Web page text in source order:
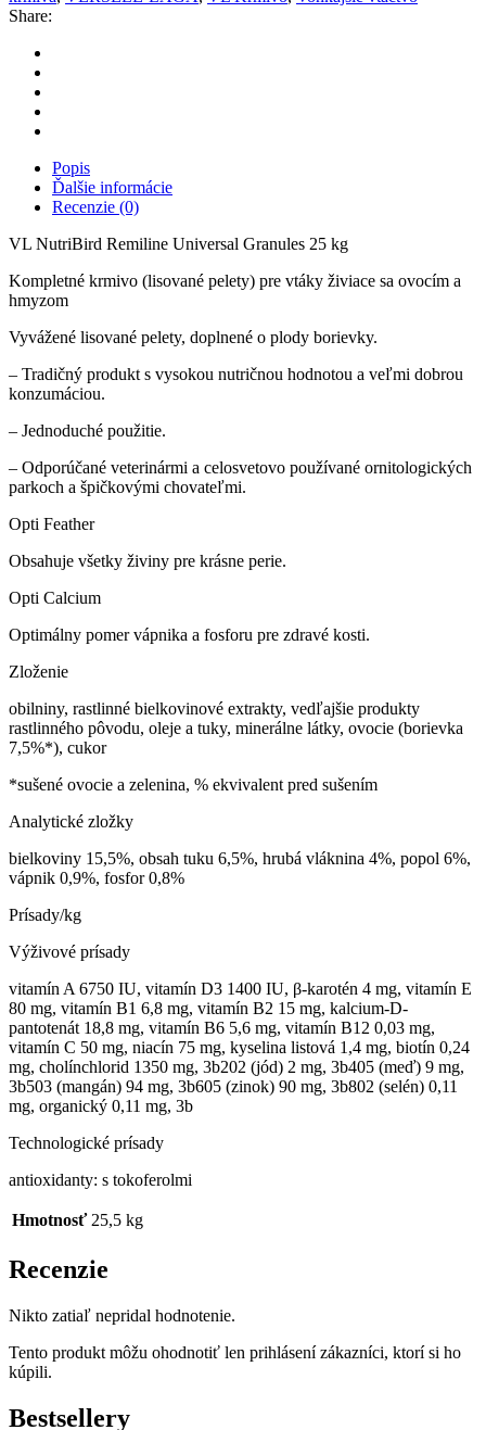
Share:
Popis
Ďalšie informácie
Recenzie (0)
VL NutriBird Remiline Universal Granules 25 kg
Kompletné krmivo (lisované pelety) pre vtáky živiace sa ovocím a
hmyzom
Vyvážené lisované pelety, doplnené o plody borievky.
– Tradičný produkt s vysokou nutričnou hodnotou a veľmi dobrou
konzumáciou.
– Jednoduché použitie.
– Odporúčané veterinármi a celosvetovo používané ornitologických
parkoch a špičkovými chovateľmi.
Opti Feather
Obsahuje všetky živiny pre krásne perie.
Opti Calcium
Optimálny pomer vápnika a fosforu pre zdravé kosti.
Zloženie
obilniny, rastlinné bielkovinové extrakty, vedľajšie produkty
rastlinného pôvodu, oleje a tuky, minerálne látky, ovocie (borievka
7,5%*), cukor
*sušené ovocie a zelenina, % ekvivalent pred sušením
Analytické zložky
bielkoviny 15,5%, obsah tuku 6,5%, hrubá vláknina 4%, popol 6%,
vápnik 0,9%, fosfor 0,8%
Prísady/kg
Výživové prísady
vitamín A 6750 IU, vitamín D3 1400 IU, β-karotén 4 mg, vitamín E
80 mg, vitamín B1 6,8 mg, vitamín B2 15 mg, kalcium-D-
pantotenát 18,8 mg, vitamín B6 5,6 mg, vitamín B12 0,03 mg,
vitamín C 50 mg, niacín 75 mg, kyselina listová 1,4 mg, biotín 0,24
mg, cholínchlorid 1350 mg, 3b202 (jód) 2 mg, 3b405 (meď) 9 mg,
3b503 (mangán) 94 mg, 3b605 (zinok) 90 mg, 3b802 (selén) 0,11
mg, organický 0,11 mg, 3b
Technologické prísady
antioxidanty: s tokoferolmi
Hmotnosť 25,5 kg
Recenzie
Nikto zatiaľ nepridal hodnotenie.
Tento produkt môžu ohodnotiť len prihlásení zákazníci, ktorí si ho
kúpili.
Bestsellery